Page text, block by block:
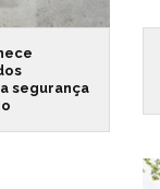
segurança